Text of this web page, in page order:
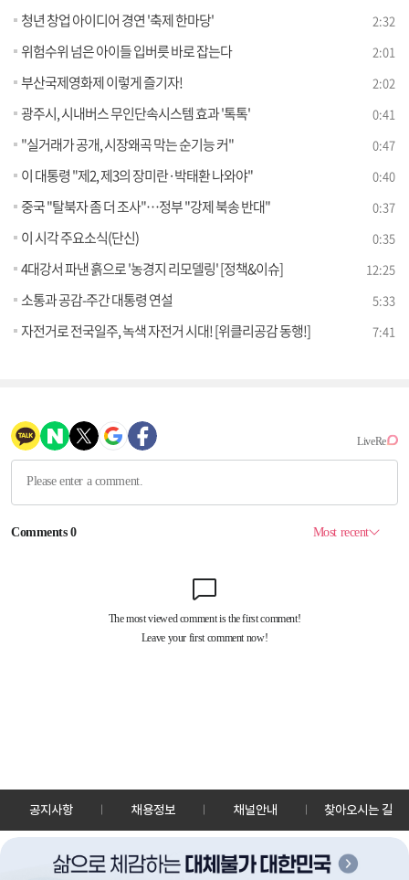
청년 창업 아이디어 경연 '축제 한마당' 2:32
위험수위 넘은 아이들 입버릇 바로 잡는다 2:01
부산국제영화제 이렇게 즐기자! 2:02
광주시, 시내버스 무인단속시스템 효과 '톡톡' 0:41
"실거래가 공개, 시장왜곡 막는 순기능 커" 0:47
이 대통령 "제2, 제3의 장미란·박태환 나와야" 0:40
중국 "탈북자 좀 더 조사"…정부 "강제 북송 반대" 0:37
이 시각 주요소식(단신) 0:35
4대강서 파낸 흙으로 '농경지 리모델링' [정책&이슈] 12:25
소통과 공감-주간 대통령 연설 5:33
자전거로 전국일주, 녹색 자전거 시대! [위클리공감 동행!] 7:41
공지사항 채용정보 채널안내 찾아오시는 길
30128 세종특별자치시 정부2청사로 13 한국정책방송원 KTV
TEL: 044-204-8000